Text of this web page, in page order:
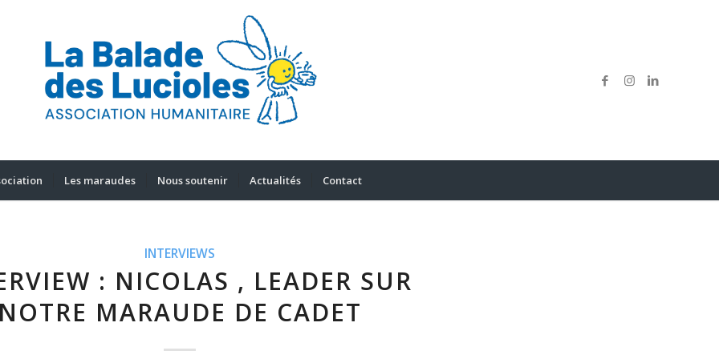
Les maraudes Nous soutenir Actualités Contact
INTERVIEWS
: NICOLAS , LEADER SUR
NOTRE MARAUDE DE CADET